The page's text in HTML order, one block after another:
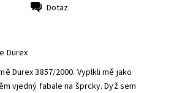
Dotaz
Durex
Durex 3857/2000. Vyplkli mě jako
vjedný fabale na šprcky. Dyž sem